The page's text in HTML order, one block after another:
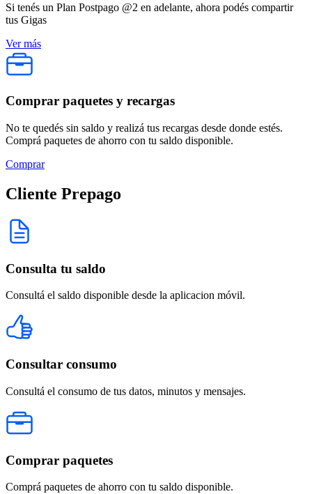
Si tenés un Plan Postpago @2 en adelante, ahora podés compartir
tus Gigas
Ver más
Comprar paquetes y recargas
No te quedés sin saldo y realizá tus recargas desde donde estés.
Comprá paquetes de ahorro con tu saldo disponible.
Comprar
Cliente Prepago
Consulta tu saldo
Consultá el saldo disponible desde la aplicacion móvil.
Consultar consumo
Consultá el consumo de tus datos, minutos y mensajes.
Comprar paquetes
Comprá paquetes de ahorro con tu saldo disponible.